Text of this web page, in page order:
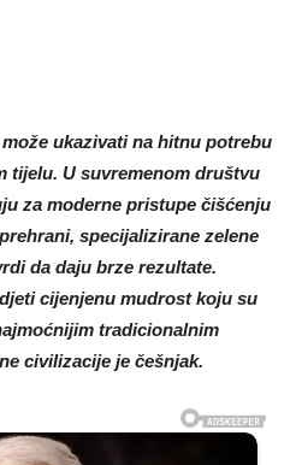
ukazivati ​​na hitnu potrebu
tijelu. U suvremenom društvu
za moderne pristupe čišćenju
specijalizirane zelene
da daju brze rezultate.
cijenjenu mudrost koju su
tradicionalnim
civilizacije je češnjak.